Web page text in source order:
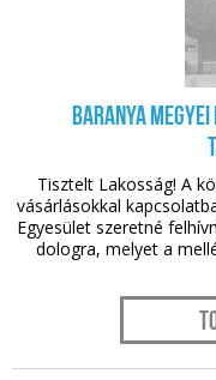
Baranya
Tisztelt Lakosság! A
vásárlásokkal
Egyesület szeretné
dologra, melyet a